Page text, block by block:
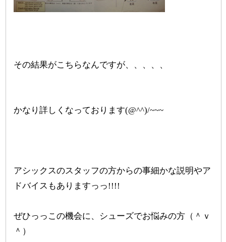
その結果がこちらなんですが、、、、、
かなり詳しくなっております(@^^)/~~~
アシックスのスタッフの方からの事細かな説明やア
ドバイスもありますっっ!!!!
ぜひっっこの機会に、シューズでお悩みの方（＾ｖ
＾）